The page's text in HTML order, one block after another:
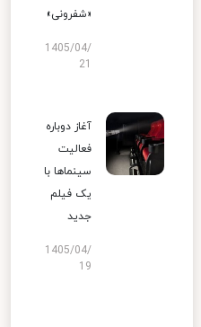
«شفرونی»
1405/04/
آغاز دوباره
فعالیت
سینماها با
یک فیلم
جدید
1405/04/
19